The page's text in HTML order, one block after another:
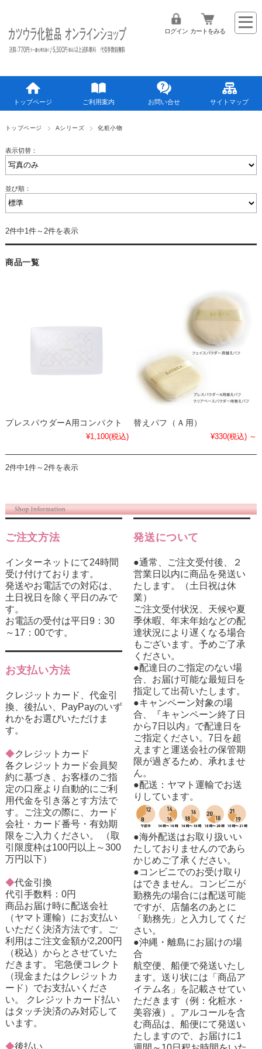
ログイン カートをみる
トップページ ご利用案内 お問い合せ サイトマップ
トップページ Aシリーズ 化粧小物
表示切替：
並び順：
2件中1件～2件を表示
商品一覧
プレスパウダーA用コンパクト
¥1,100(税込)
替えパフ（Ａ用）
¥330(税込) ～
2件中1件～2件を表示
ご注文方法
インターネットにて24時間
受け付けております。
発送やお電話での対応は、
土日祝日を除く平日のみで
す。
お電話の受付は平日9：30
～17：00です。
お支払い方法
クレジットカード、代金引
換、後払い、PayPayのいず
れかをお選びいただけま
す。
◆クレジットカード
各クレジットカード会員契
約に基づき、お客様のご指
定の口座より自動的にご利
用代金を引き落とす方法で
す。ご注文の際に、カード
会社・カード番号・有効期
限をご入力ください。 （取
引限度枠は100円以上～300
万円以下）
◆代金引換
代引手数料：0円
商品お届け時に配送会社
（ヤマト運輸）にお支払い
いただく決済方法です。ご
利用はご注文金額が2,200円
（税込）からとさせていた
だきます。 宅急便コレクト
（現金またはクレジットカ
ード）でお支払いくださ
い。 クレジットカード払い
はタッチ決済のみ対応して
います。
◆後払い
発送について
●通常、ご注文受付後、２
営業日以内に商品を発送い
たします。（土日祝は休
業）
ご注文受付状況、天候や夏
季休暇、年末年始などの配
達状況により遅くなる場合
もございます。予めご了承
ください。
●配達日のご指定のない場
合、お届け可能な最短日を
指定して出荷いたします。
●キャンペーン対象の場
合、『キャンペーン終了日
から7日以内』で配達日を
ご指定ください。7日を超
えますと運送会社の保管期
限が過ぎるため、承れませ
ん。
●配送：ヤマト運輸でお送
りしています。
●海外配送はお取り扱いい
たしておりませんのであら
かじめご了承ください。
●コンビニでのお受け取り
はできません。コンビニが
勤務先の場合には配送可能
ですが、店舗名のあとに
「勤務先」と入力してくだ
さい。
●沖縄・離島にお届けの場
合
航空便、船便で発送いたし
ます。送り状には「商品ア
イテム名」を記載させてい
ただきます（例：化粧水・
美容液）。アルコールを含
む商品は、船便にて発送い
たしますので、お届けに1